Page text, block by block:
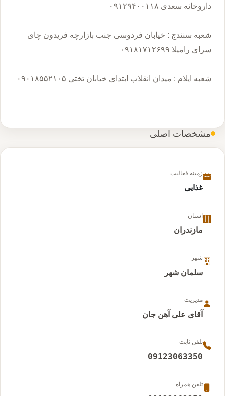
داروخانه سعدی ۰۹۱۲۹۴۰۰۱۱۸
شعبه سنندج : خیابان فردوسی جنب بازارچه فریدون چای
سرای رامیلا ۰۹۱۸۱۷۱۲۶۹۹
شعبه ایلام : میدان انقلاب ابتدای خیابان تختی ۰۹۰۱۸۵۵۲۱۰۵
مشخصات اصلی
زمینه فعالیت
غذایی
استان
مازندران
شهر
سلمان شهر
مدیریت
آقای علی آهن جان
تلفن ثابت
09123063350
تلفن همراه